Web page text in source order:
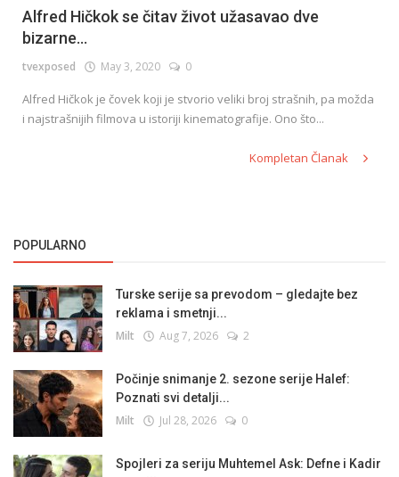
Alfred Hičkok se čitav život užasavao dve
bizarne...
tvexposed May 3, 2020 0
Alfred Hičkok je čovek koji je stvorio veliki broj strašnih, pa možda
i najstrašnijih filmova u istoriji kinematografije. Ono što...
Kompletan Članak
POPULARNO
Turske serije sa prevodom – gledajte bez
reklama i smetnji...
Milt Aug 7, 2026 2
Počinje snimanje 2. sezone serije Halef:
Poznati svi detalji...
Milt Jul 28, 2026 0
Spojleri za seriju Muhtemel Ask: Defne i Kadir